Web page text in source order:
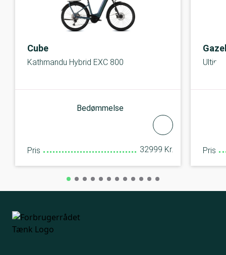
Cube
Kathmandu Hybrid EXC 800
Bedømmelse
Pris 32999 Kr. Pris